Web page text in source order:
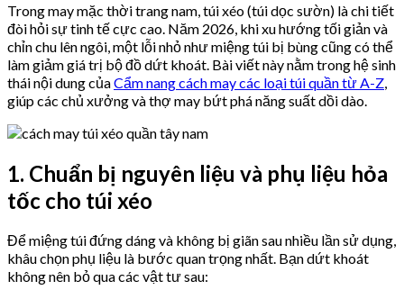
Trong may mặc thời trang nam, túi xéo (túi dọc sườn) là chi tiết
đòi hỏi sự tinh tế cực cao. Năm 2026, khi xu hướng tối giản và
chỉn chu lên ngôi, một lỗi nhỏ như miệng túi bị bùng cũng có thể
làm giảm giá trị bộ đồ dứt khoát. Bài viết này nằm trong hệ sinh
thái nội dung củaCẩm nang cách may các loại túi quần từ A-Z
giúp các chủ xưởng và thợ may bứt phá năng suất dồi dào.
1. Chuẩn bị nguyên liệu và phụ liệu hỏa
tốc cho túi xéo
Để miệng túi đứng dáng và không bị giãn sau nhiều lần sử dụng,
khâu chọn phụ liệu là bước quan trọng nhất. Bạn dứt khoát
không nên bỏ qua các vật tư sau: